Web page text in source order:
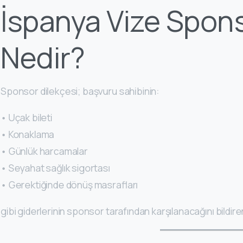
İspanya Vize
Nedir?
Sponsor dilekçesi; başvuru sahibinin:
• Uçak bileti
• Konaklama
• Günlük harcamalar
• Seyahat sağlık sigortası
• Gerektiğinde dönüş masrafları
gibi giderlerinin sponsor tarafından karşılanacağını